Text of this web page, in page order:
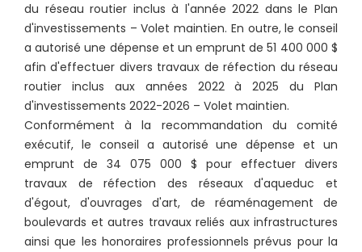
du réseau routier inclus à l'année 2022 dans le Plan
d'investissements – Volet maintien. En outre, le conseil
a autorisé une dépense et un emprunt de 51 400 000 $
afin d'effectuer divers travaux de réfection du réseau
routier inclus aux années 2022 à 2025 du Plan
d'investissements 2022-2026 – Volet maintien.
Conformément à la recommandation du comité
exécutif, le conseil a autorisé une dépense et un
emprunt de 34 075 000 $ pour effectuer divers
travaux de réfection des réseaux d'aqueduc et
d'égout, d'ouvrages d'art, de réaménagement de
boulevards et autres travaux reliés aux infrastructures
ainsi que les honoraires professionnels prévus pour la